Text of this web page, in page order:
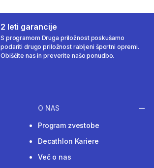
2 leti garancije
S programom Druga priložnost poskušamo
podariti drugo priložnost rabljeni športni opremi.
Obiščite nas in preverite našo ponudbo.
O NAS
Program zvestobe
Decathlon Kariere
Več o nas